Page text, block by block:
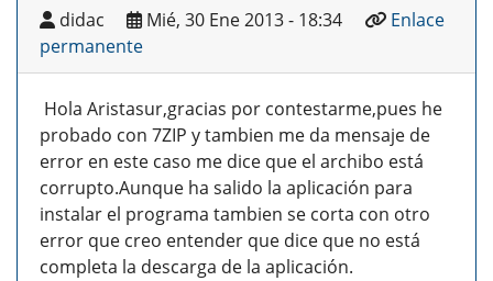
didac Mié, 30 Ene 2013 - 18:34
Enlace
permanente
Hola Aristasur,gracias por contestarme,pues he
probado con 7ZIP y tambien me da mensaje de
error en este caso me dice que el archibo está
corrupto.Aunque ha salido la aplicación para
instalar el programa tambien se corta con otro
error que creo entender que dice que no está
completa la descarga de la aplicación.